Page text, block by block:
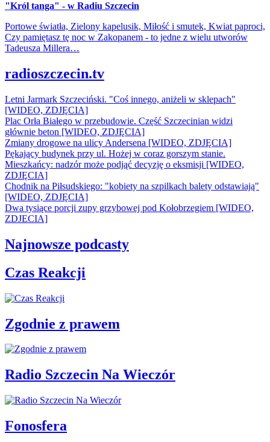
"Król tanga" - w Radiu Szczecin
Portowe światła, Zielony kapelusik, Miłość i smutek, Kwiat paproci,
Czy pamiętasz tę noc w Zakopanem - to jedne z wielu utworów
Tadeusza Millera…
radioszczecin.tv
Letni Jarmark Szczeciński. "Coś innego, aniżeli w sklepach"
[WIDEO, ZDJĘCIA]
Plac Orła Białego w przebudowie. Część Szczecinian widzi
głównie beton [WIDEO, ZDJĘCIA]
Zmiany drogowe na ulicy Andersena [WIDEO, ZDJĘCIA]
Pękający budynek przy ul. Hożej w coraz gorszym stanie.
Mieszkańcy: nadzór może podjąć decyzję o eksmisji [WIDEO,
ZDJĘCIA]
Chodnik na Piłsudskiego: "kobiety na szpilkach balety odstawiają"
[WIDEO, ZDJĘCIA]
Dwa tysiące porcji zupy grzybowej pod Kołobrzegiem [WIDEO,
ZDJECIA]
Najnowsze podcasty
Czas Reakcji
Zgodnie z prawem
Radio Szczecin Na Wieczór
Fonosfera